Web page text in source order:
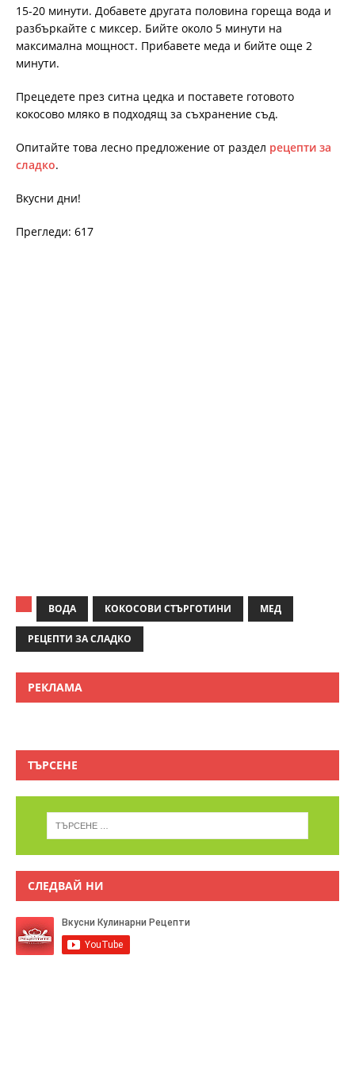
15-20 минути. Добавете другата половина гореща вода и
разбъркайте с миксер. Бийте около 5 минути на
максимална мощност. Прибавете меда и бийте още 2
минути.
Прецедете през ситна цедка и поставете готовото
кокосово мляко в подходящ за съхранение съд.
Опитайте това лесно предложение от раздел рецепти за
сладко.
Вкусни дни!
Прегледи: 617
ВОДА КОКОСОВИ СТЪРГОТИНИ МЕД
РЕЦЕПТИ ЗА СЛАДКО
РЕКЛАМА
ТЪРСЕНЕ
СЛЕДВАЙ НИ